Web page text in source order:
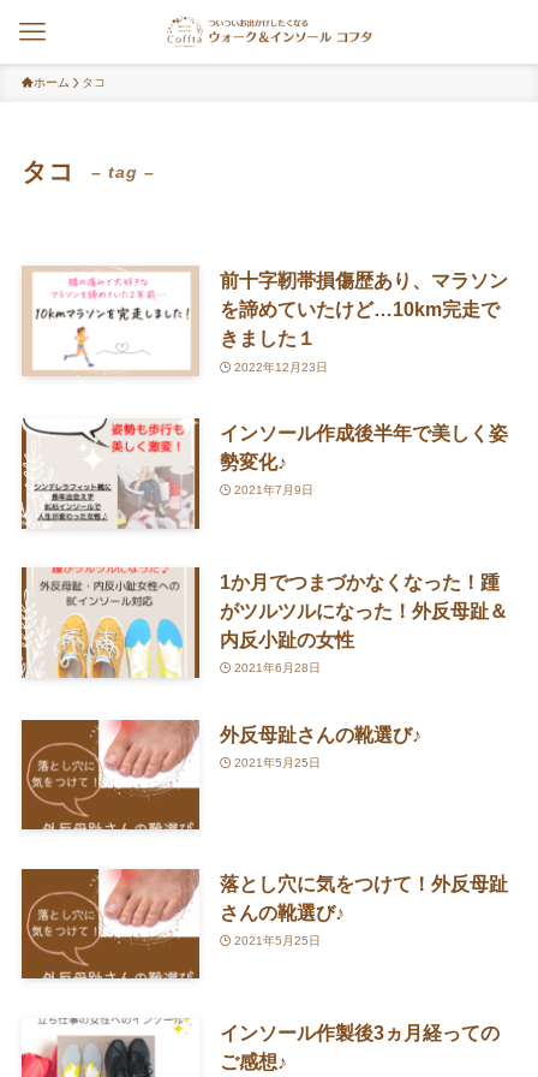
ホーム タコ
タコ – tag –
前十字靭帯損傷歴あり、マラソン
を諦めていたけど…10km完走で
きました１
2022年12月23日
インソール作成後半年で美しく姿
勢変化♪
2021年7月9日
1か月でつまづかなくなった！踵
がツルツルになった！外反母趾＆
内反小趾の女性
2021年6月28日
外反母趾さんの靴選び♪
2021年5月25日
落とし穴に気をつけて！外反母趾
さんの靴選び♪
2021年5月25日
インソール作製後3ヵ月経っての
ご感想♪